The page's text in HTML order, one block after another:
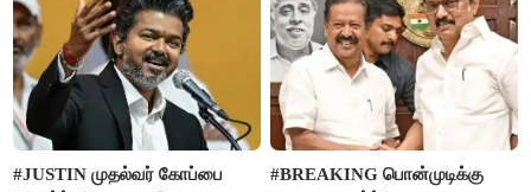
#JUSTIN முதல்வர் கோப்பை
#BREAKING பொன்முடிக்கு